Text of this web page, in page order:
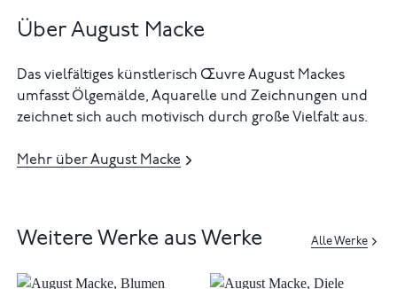
Über August Macke
Das vielfältiges künstlerisch Œuvre August Mackes
umfasst Ölgemälde, Aquarelle und Zeichnungen und
zeichnet sich auch motivisch durch große Vielfalt aus.
Mehr über August Macke
Weitere Werke aus Werke Alle Werke